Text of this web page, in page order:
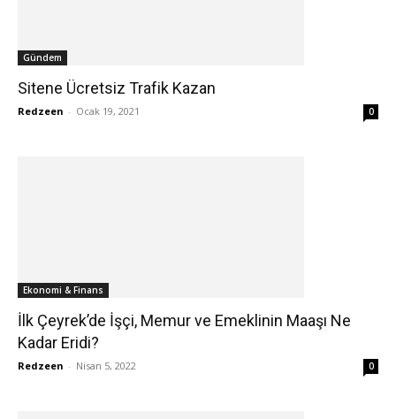
Gündem
Sitene Ücretsiz Trafik Kazan
Redzeen - Ocak 19, 2021 0
Ekonomi & Finans
İlk Çeyrek’de İşçi, Memur ve Emeklinin Maaşı Ne
Kadar Eridi?
Redzeen - Nisan 5, 2022 0